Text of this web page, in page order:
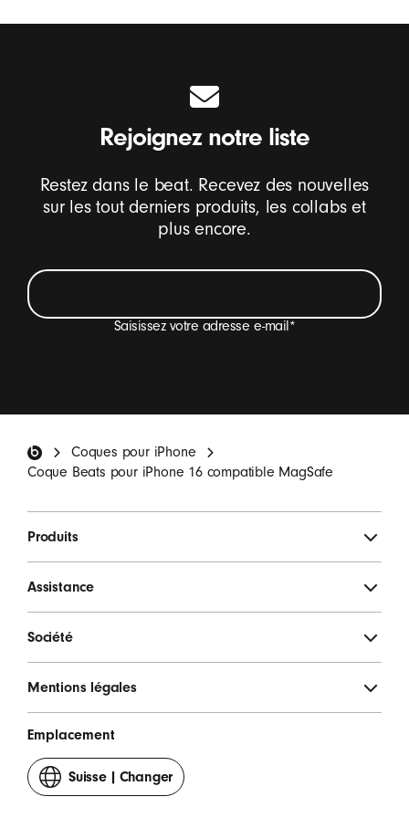
Rejoignez notre liste
Restez dans le beat. Recevez des nouvelles
sur les tout derniers produits, les collabs et
plus encore.
Saisissez votre adresse e-mail *
occasionnelles.*
S'INSCRIRE
Coques pour iPhone
Coque Beats pour iPhone 16 compatible MagSafe
Produits
Assistance
Société
Mentions légales
Emplacement
Suisse Changer
votre